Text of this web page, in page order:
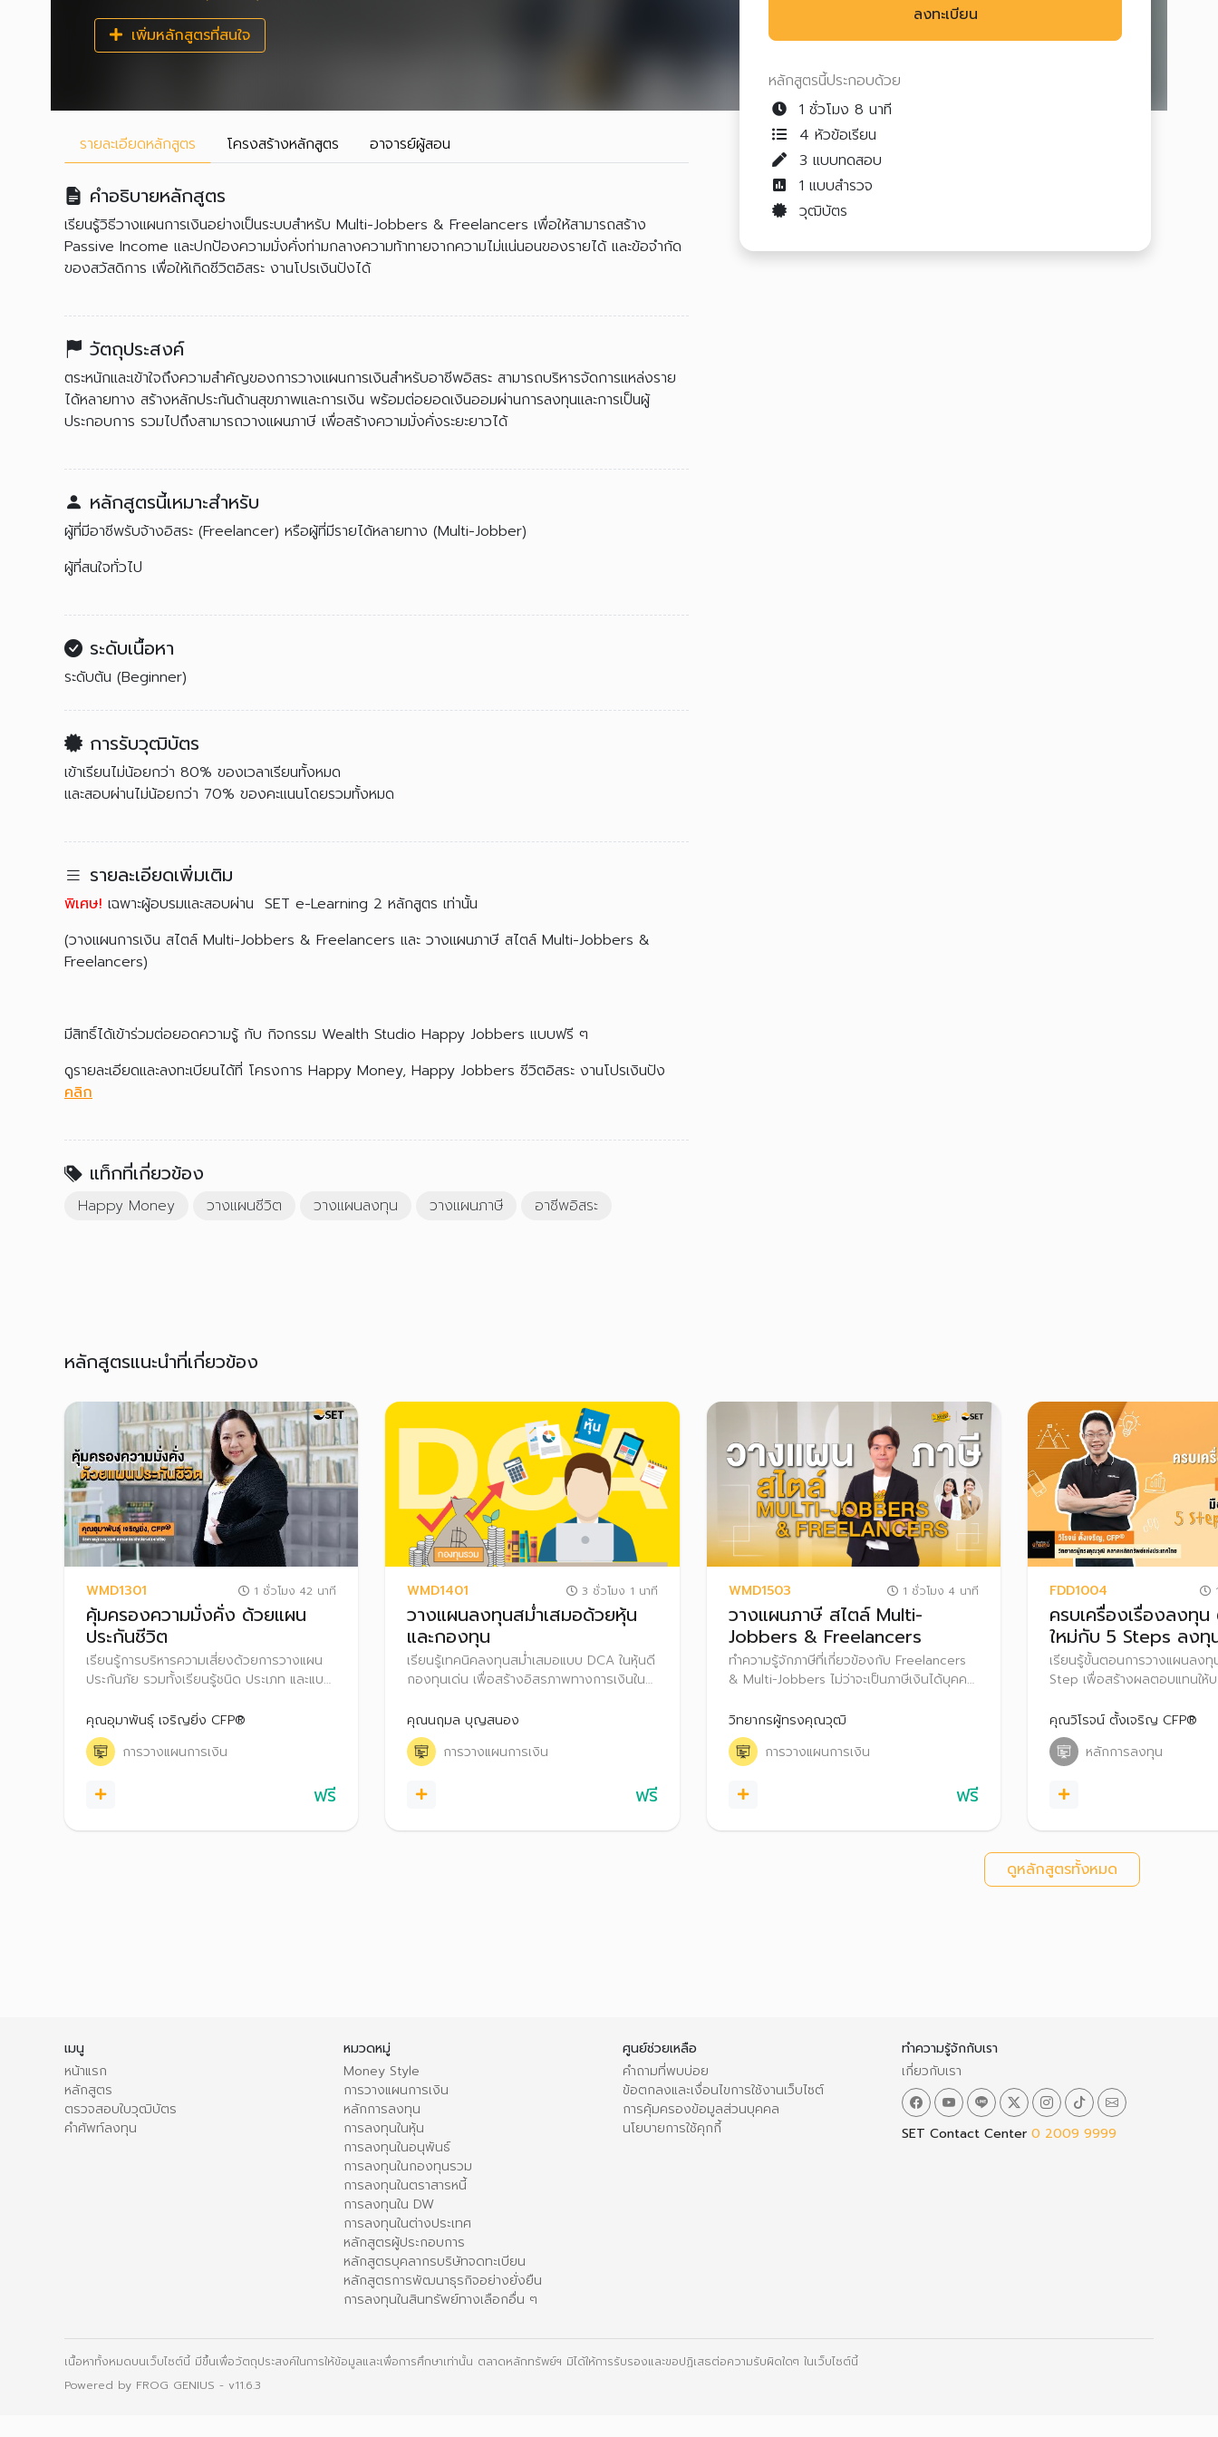
เพิ่มหลักสูตรที่สนใจ
ลงทะเบียน
หลักสูตรนี้ประกอบด้วย
1 ชั่วโมง 8 นาที
4 หัวข้อเรียน
3 แบบทดสอบ
1 แบบสำรวจ
วุฒิบัตร
รายละเอียดหลักสูตร โครงสร้างหลักสูตร อาจารย์ผู้สอน
คำอธิบายหลักสูตร
เรียนรู้วิธีวางแผนการเงินอย่างเป็นระบบสำหรับ Multi-Jobbers & Freelancers เพื่อให้สามารถสร้าง
Passive Income และปกป้องความมั่งคั่งท่ามกลางความท้าทายจากความไม่แน่นอนของรายได้ และข้อจำกัด
ของสวัสดิการ เพื่อให้เกิดชีวิตอิสระ งานโปรเงินปังได้
วัตถุประสงค์
ตระหนักและเข้าใจถึงความสำคัญของการวางแผนการเงินสำหรับอาชีพอิสระ สามารถบริหารจัดการแหล่งราย
ได้หลายทาง สร้างหลักประกันด้านสุขภาพและการเงิน พร้อมต่อยอดเงินออมผ่านการลงทุนและการเป็นผู้
ประกอบการ รวมไปถึงสามารถวางแผนภาษี เพื่อสร้างความมั่งคั่งระยะยาวได้
หลักสูตรนี้เหมาะสำหรับ
ผู้ที่มีอาชีพรับจ้างอิสระ (Freelancer) หรือผู้ที่มีรายได้หลายทาง (Multi-Jobber)
ผู้ที่สนใจทั่วไป
ระดับเนื้อหา
ระดับต้น (Beginner)
การรับวุฒิบัตร
เข้าเรียนไม่น้อยกว่า 80% ของเวลาเรียนทั้งหมด
และสอบผ่านไม่น้อยกว่า 70% ของคะแนนโดยรวมทั้งหมด
รายละเอียดเพิ่มเติม
พิเศษ! เฉพาะผู้อบรมและสอบผ่าน SET e-Learning 2 หลักสูตร เท่านั้น
(วางแผนการเงิน สไตล์ Multi-Jobbers & Freelancers และ วางแผนภาษี สไตล์ Multi-Jobbers &
Freelancers)
มีสิทธิ์ได้เข้าร่วมต่อยอดความรู้ กับ กิจกรรม Wealth Studio Happy Jobbers แบบฟรี ๆ
ดูรายละเอียดและลงทะเบียนได้ที่ โครงการ Happy Money, Happy Jobbers ชีวิตอิสระ งานโปรเงินปัง
คลิก
แท็กที่เกี่ยวข้อง
Happy Money วางแผนชีวิต วางแผนลงทุน วางแผนภาษี อาชีพอิสระ
หลักสูตรแนะนำที่เกี่ยวข้อง
WMD1301 1 ชั่วโมง 42 นาที
คุ้มครองความมั่งคั่ง ด้วยแผน
ประกันชีวิต
เรียนรู้การบริหารความเสี่ยงด้วยการวางแผน
ประกันภัย รวมทั้งเรียนรู้ชนิด ประเภท และแบบ
เหมาะสมกับความต้องการ เพื่อวางแผน
คุ้มครองความมั่งคั่งให้ตนเองและครอบครัว
คุณอุมาพันธุ์ เจริญยิ่ง CFP®
การวางแผนการเงิน
ฟรี
WMD1401 3 ชั่วโมง 1 นาที
วางแผนลงทุนสม่ำเสมอด้วยหุ้น
และกองทุน
เรียนรู้เทคนิคลงทุนสม่ำเสมอแบบ DCA ในหุ้นดี
กองทุนเด่น เพื่อสร้างอิสรภาพทางการเงินใน
คุณนฤมล บุญสนอง
การวางแผนการเงิน
ฟรี
WMD1503 1 ชั่วโมง 4 นาที
วางแผนภาษี สไตล์ Multi-
Jobbers & Freelancers
ทำความรู้จักภาษีที่เกี่ยวข้องกับ Freelancers
& Multi-Jobbers ไม่ว่าจะเป็นภาษีเงินได้บุคคล
(VAT) พร้อมแนวทางการวางแผนภาษีให้ถูก
ต้องและเหมาะสม สร้างความมั่งคั่งและมั่นคงให้
กับชีวิตในระยะยาว
วิทยากรผู้ทรงคุณวุฒิ
การวางแผนการเงิน
ฟรี
FDD1004
ครบเครื่องเรื่องลงทุ
ใหม่กับ 5 Steps ลงทุ
เรียนรู้ขั้นตอนการวางแผนลง
Step เพื่อสร้างผลตอบแทนให้บ
คุณวิโรจน์ ตั้งเจริญ CFP®
หลักการลงทุน
ดูหลักสูตรทั้งหมด
เมนู
หน้าแรก
หลักสูตร
ตรวจสอบใบวุฒิบัตร
คำศัพท์ลงทุน
หมวดหมู่
Money Style
การวางแผนการเงิน
หลักการลงทุน
การลงทุนในหุ้น
การลงทุนในอนุพันธ์
การลงทุนในกองทุนรวม
การลงทุนในตราสารหนี้
การลงทุนใน DW
การลงทุนในต่างประเทศ
หลักสูตรผู้ประกอบการ
หลักสูตรบุคลากรบริษัทจดทะเบียน
หลักสูตรการพัฒนาธุรกิจอย่างยั่งยืน
การลงทุนในสินทรัพย์ทางเลือกอื่น ๆ
ศูนย์ช่วยเหลือ
คำถามที่พบบ่อย
ข้อตกลงและเงื่อนไขการใช้งานเว็บไซต์
การคุ้มครองข้อมูลส่วนบุคคล
นโยบายการใช้คุกกี้
ทำความรู้จักกับเรา
เกี่ยวกับเรา
SET Contact Center 0 2009 9999
เนื้อหาทั้งหมดบนเว็บไซต์นี้ มีขึ้นเพื่อวัตถุประสงค์ในการให้ข้อมูลและเพื่อการศึกษาเท่านั้น ตลาดหลักทรัพย์ฯ มิได้ให้การรับรองและขอปฏิเสธต่อความรับผิดใดๆ ในเว็บไซต์นี้
Powered by FROG GENIUS - v11.6.3